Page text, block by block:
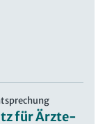
für Ärzte-